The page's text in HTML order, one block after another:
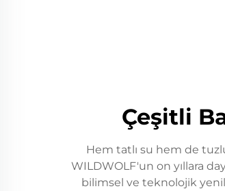
Çeşitli
Hem tatlı su hem de
WILDWOLF'un on yıllara
bilimsel ve teknolojik